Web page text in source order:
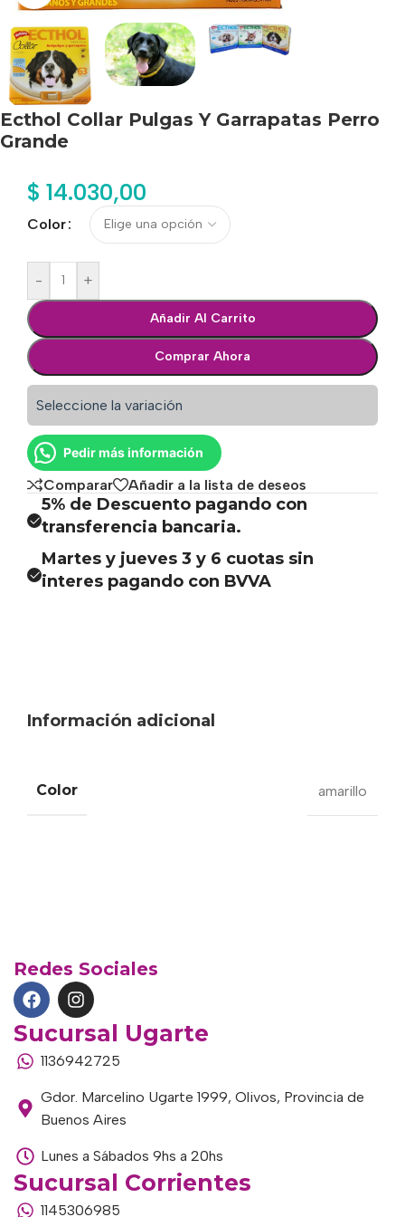
Ecthol Collar Pulgas Y Garrapatas Perro
Grande
$ 14.030,00
Color
- +
Añadir Al Carrito
Comprar Ahora
Seleccione la variación
Pedir más información
Comparar Añadir a la lista de deseos
5% de Descuento pagando con
transferencia bancaria.
Martes y jueves 3 y 6 cuotas sin
interes pagando con BVVA
Información adicional
Color amarillo
Redes Sociales
Sucursal Ugarte
1136942725
Gdor. Marcelino Ugarte 1999, Olivos, Provincia de
Buenos Aires
Lunes a Sábados 9hs a 20hs
Sucursal Corrientes
1145306985